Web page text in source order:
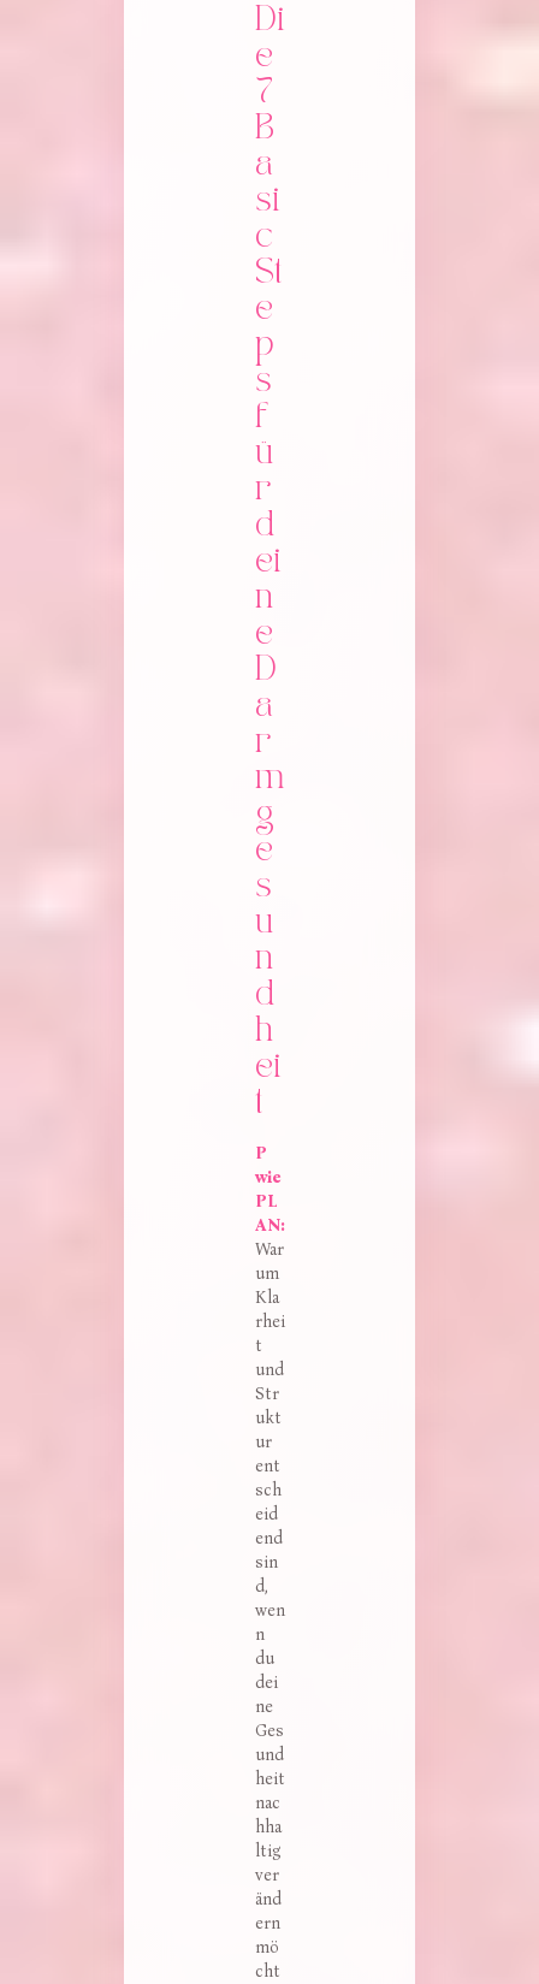
Di
e
7
B
a
si
c
St
e
p
s
f
ü
r
d
ei
n
e
D
a
r
m
g
e
s
u
n
d
h
ei
t
P
wie
PL
AN:
War
um
Kla
rhei
t
und
Str
ukt
ur
ent
sch
eid
end
sin
d,
wen
n
du
dei
ne
Ges
und
heit
nac
hha
ltig
ver
änd
ern
mö
cht